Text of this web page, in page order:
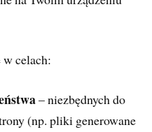
w celach:
– niezbędnych do
(np. pliki generowane